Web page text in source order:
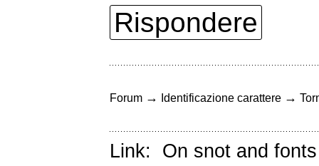
Rispondere
Forum → Identificazione carattere →
Link: On snot and fonts